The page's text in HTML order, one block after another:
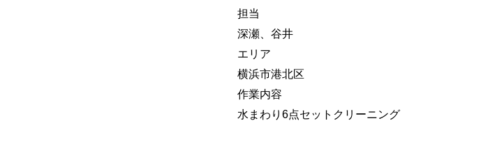
担当
深瀬、谷井
エリア
横浜市港北区
作業内容
水まわり6点セットクリーニング